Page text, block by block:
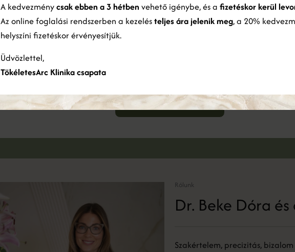
Foglalj időpontot
Jelentkezz konzultációra és foglald le időpontodat
IDŐPONTFOGLALÁS
Rólunk
Dr. Beke Dóra
Szakértelem, precizitás, bizalom
A kedvezménycsak ebben a 3 hétben vehető igénybe, és a fizetéskor kerül
Az online foglalási rendszerben a kezelésteljes ára jelenik meg, a 20%
helyszíni fizetéskor érvényesítjük.
Üdvözlettel,
TökéletesArc Klinika csapata
használatából gyűjtöttek össze.Bővebben
ÖSSZES ELUTASÍTÁSA